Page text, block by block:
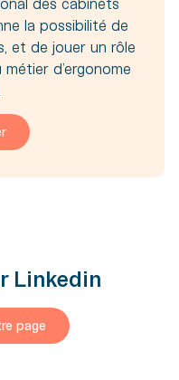
la possibilité de
et de jouer un rôle
d’ergonome
Linkedin
page